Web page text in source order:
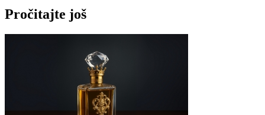
Pročitajte još